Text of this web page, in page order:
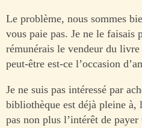
Le problème, nous sommes
vous paie pas. Je ne le faisais
rémunérais le vendeur du
peut-être est-ce l’occasion
Je ne suis pas intéressé par
bibliothèque est déjà pleine à,
pas non plus l’intérêt de